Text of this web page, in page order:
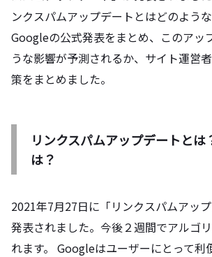
ンクスパムアップデートとはどのよう
Googleの公式発表をまとめ、このアッ
うな影響が予測されるか、サイト運営
策をまとめました。
リンクスパムアップデートとは
は？
2021年7月27日に「リンクスパムアッ
発表されました。今後２週間でアルゴ
れます。 Googleはユーザーにとって利